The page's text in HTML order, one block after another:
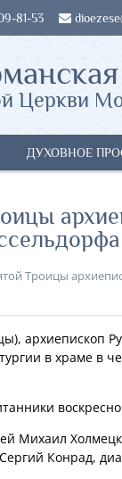
81-53
Церкви
ДУХОВНОЕ
Троицы
архиепископ
в храме в
Михаил
Конрад,